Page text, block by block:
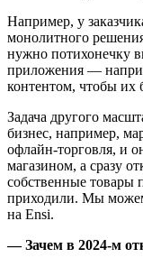
Например, у
монолитного
нужно потихонечку
приложения —
контентом, чтобы их
Задача другого
бизнес, например,
офлайн-торговля, и
магазином, а сразу
собственные товары
приходили. Мы можем
на Ensi.
— Зачем в 2024-м